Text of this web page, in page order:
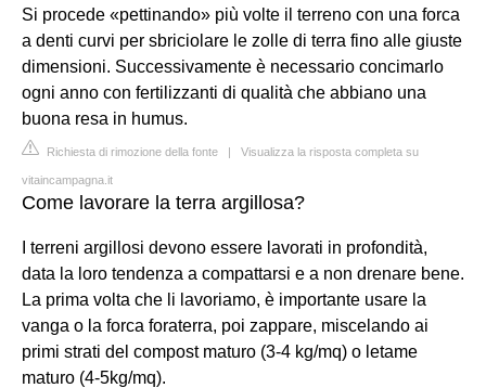
Si procede «pettinando» più volte il terreno con una forca
a denti curvi per sbriciolare le zolle di terra fino alle giuste
dimensioni. Successivamente è necessario concimarlo
ogni anno con fertilizzanti di qualità che abbiano una
buona resa in humus.
Richiesta di rimozione della fonte | Visualizza la risposta completa su
vitaincampagna.it
Come lavorare la terra argillosa?
I terreni argillosi devono essere lavorati in profondità,
data la loro tendenza a compattarsi e a non drenare bene.
La prima volta che li lavoriamo, è importante usare la
vanga o la forca foraterra, poi zappare, miscelando ai
primi strati del compost maturo (3-4 kg/mq) o letame
maturo (4-5kg/mq).